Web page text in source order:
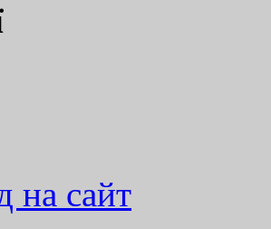
на сайт